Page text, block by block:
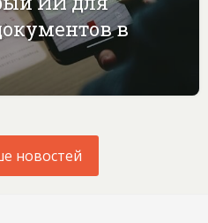
в
новостей